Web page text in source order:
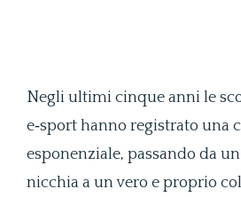
Negli ultimi cinque anni le
e‑sport hanno registrato una
esponenziale, passando da
nicchia a un vero e proprio